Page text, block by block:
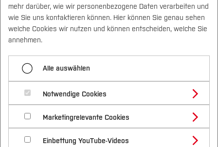
Campus Personen DE|EN Quicklinks
Studium
Studienangebote
Bachelorstudiengänge
Masterstudiengänge
Vor dem Studium
Bewerben & Einschreiben
Bewerbungsportal
Im Studium
Studienbüros und Prüfungen
Nach dem Studium
Forschung & Transfer
Profil
Forschungs- und Transferprofil
Schwerpunkte (FuT)
Beratung & Förderung
Nachhaltigkeit
Nachhaltigkeit studieren
International
International Story Time
20.03.2025
My first Days at BO - Smit's
Experience as international
student.
mehr darüber, wie wir personenbezogene Daten verarbeiten und
wie Sie uns kontaktieren können. Hier können Sie genau sehen
welche Cookies wir nutzen und können entscheiden, welche Sie
annehmen.
Alle auswählen
Notwendige Cookies
Marketingrelevante Cookies
Einbettung YouTube-Videos